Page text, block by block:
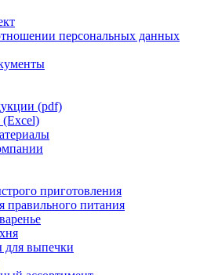
персональных данных
(pdf)
(Excel)
приготовления
правильного питания
для выпечки